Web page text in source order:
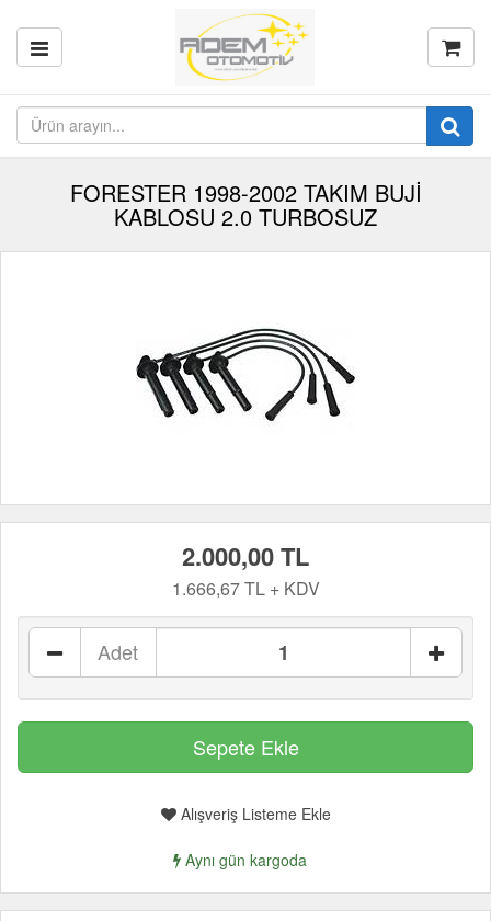
FORESTER 1998-2002 TAKIM BUJİ
KABLOSU 2.0 TURBOSUZ
2.000,00 TL
1.666,67 TL + KDV
Adet
Alışveriş Listeme Ekle
Aynı gün kargoda